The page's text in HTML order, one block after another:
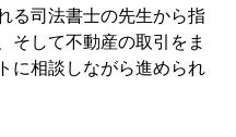
る司法書士の先生から指
そして不動産の取引をま
に相談しながら進められ